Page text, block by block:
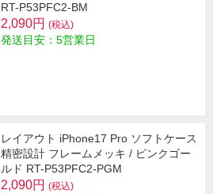
RT-P53PFC2-BM
2,090円 (税込)
発送目安：5営業日
レイアウト iPhone17 Pro ソフトケース
精密設計 フレームメッキ / ピンクゴー
ルド RT-P53PFC2-PGM
2,090円 (税込)